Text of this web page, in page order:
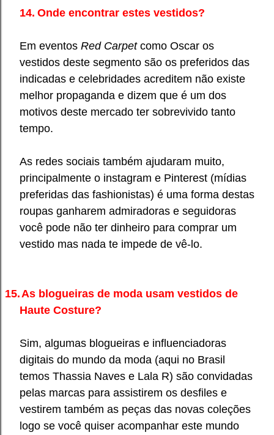
14. Onde encontrar estes vestidos?
Em eventos Red Carpetcomo Oscar os
vestidos deste segmento são os preferidos das
indicadas e celebridades acreditem não existe
melhor propaganda e dizem que é um dos
motivos deste mercado ter sobrevivido tanto
tempo.
As redes sociais também ajudaram muito,
principalmente o instagram e Pinterest (mídias
preferidas das fashionistas) é uma forma destas
roupas ganharem admiradoras e seguidoras
você pode não ter dinheiro para comprar um
vestido mas nada te impede de vê-lo.
15. As blogueiras de moda usam vestidos de
Haute Costure?
Sim, algumas blogueiras e influenciadoras
digitais do mundo da moda (aqui no Brasil
temos Thassia Naves e Lala R) são convidadas
pelas marcas para assistirem os desfiles e
vestirem também as peças das novas coleções
logo se você quiser acompanhar este mundo